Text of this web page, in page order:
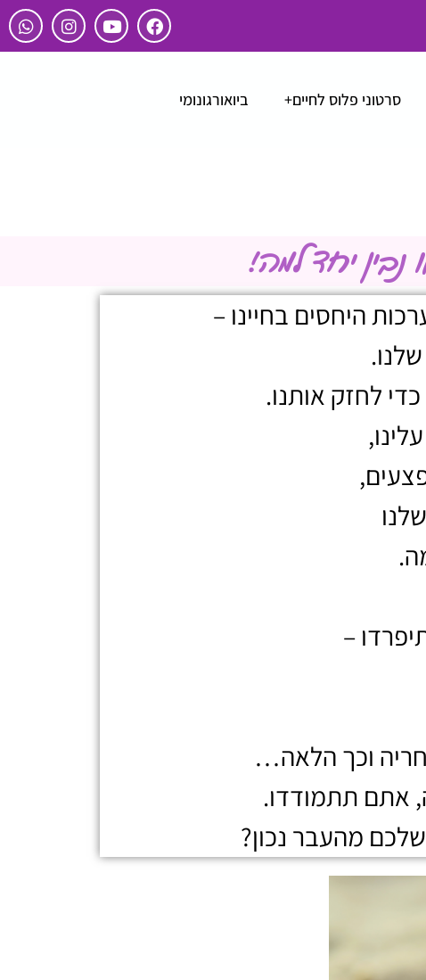
סרטוני פלוס לחיים+ ביואורגונומי
נבין יחד למה!
היחסים בחיינו –
כדי לחזק אותנו.
–
וכך הלאה…
אתם תתמודדו.
מהעבר נכון?